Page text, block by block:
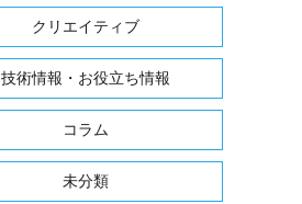
クリエイティブ
技術情報・お役立ち情報
コラム
未分類